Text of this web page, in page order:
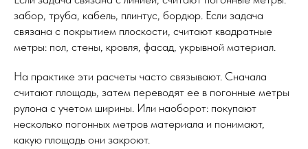
забор, труба, кабель, плинтус, бордюр. Если задача
связана с покрытием плоскости, считают квадратные
метры: пол, стены, кровля, фасад, укрывной материал.
На практике эти расчеты часто связывают. Сначала
считают площадь, затем переводят ее в погонные метры
рулона с учетом ширины. Или наоборот: покупают
несколько погонных метров материала и понимают,
какую площадь они закроют.